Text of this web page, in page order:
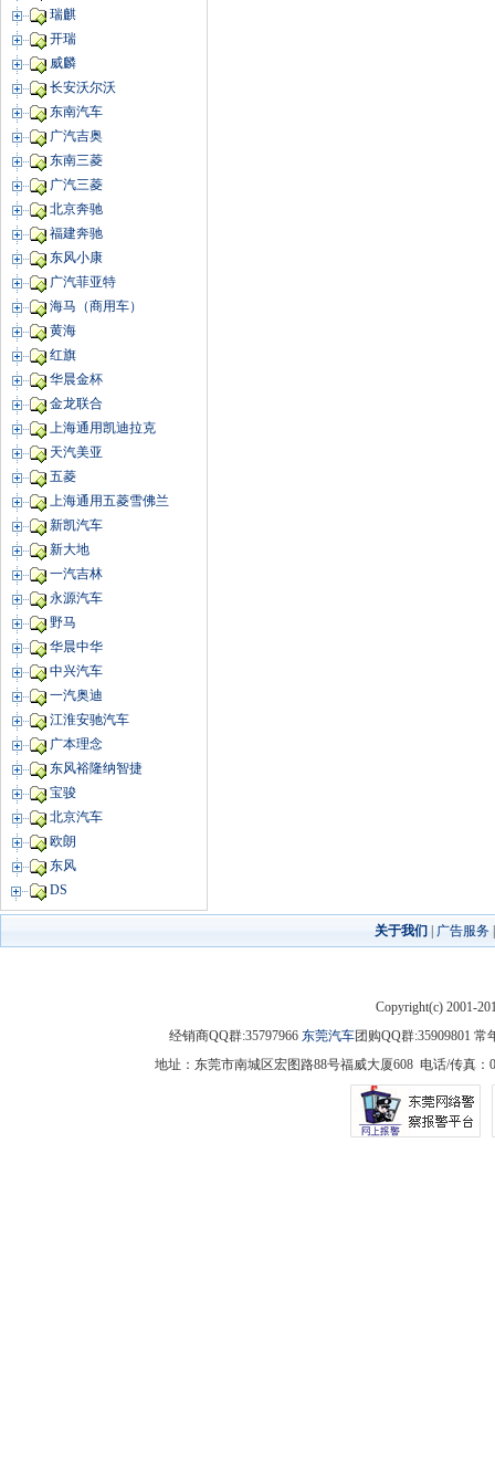
瑞麒
开瑞
威麟
长安沃尔沃
东南汽车
广汽吉奥
东南三菱
广汽三菱
北京奔驰
福建奔驰
东风小康
广汽菲亚特
海马（商用车）
黄海
红旗
华晨金杯
金龙联合
上海通用凯迪拉克
天汽美亚
五菱
上海通用五菱雪佛兰
新凯汽车
新大地
一汽吉林
永源汽车
野马
华晨中华
中兴汽车
一汽奥迪
江淮安驰汽车
广本理念
东风裕隆纳智捷
宝骏
北京汽车
欧朗
东风
DS
关于我们 广告服务
Copyright(c) 2001-
经销商QQ群:35797966 东莞汽车团购QQ群:35909801
地址：东莞市南城区宏图路88号福威大厦608 电话/传真：